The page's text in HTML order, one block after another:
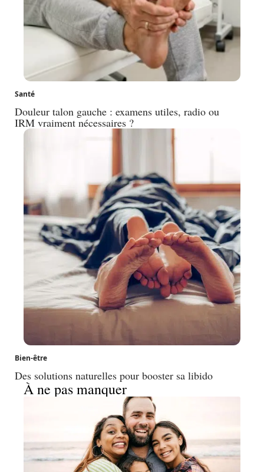
Santé
Douleur talon gauche : examens utiles, radio ou
IRM vraiment nécessaires ?
Bien-être
Des solutions naturelles pour booster sa libido
À ne pas manquer